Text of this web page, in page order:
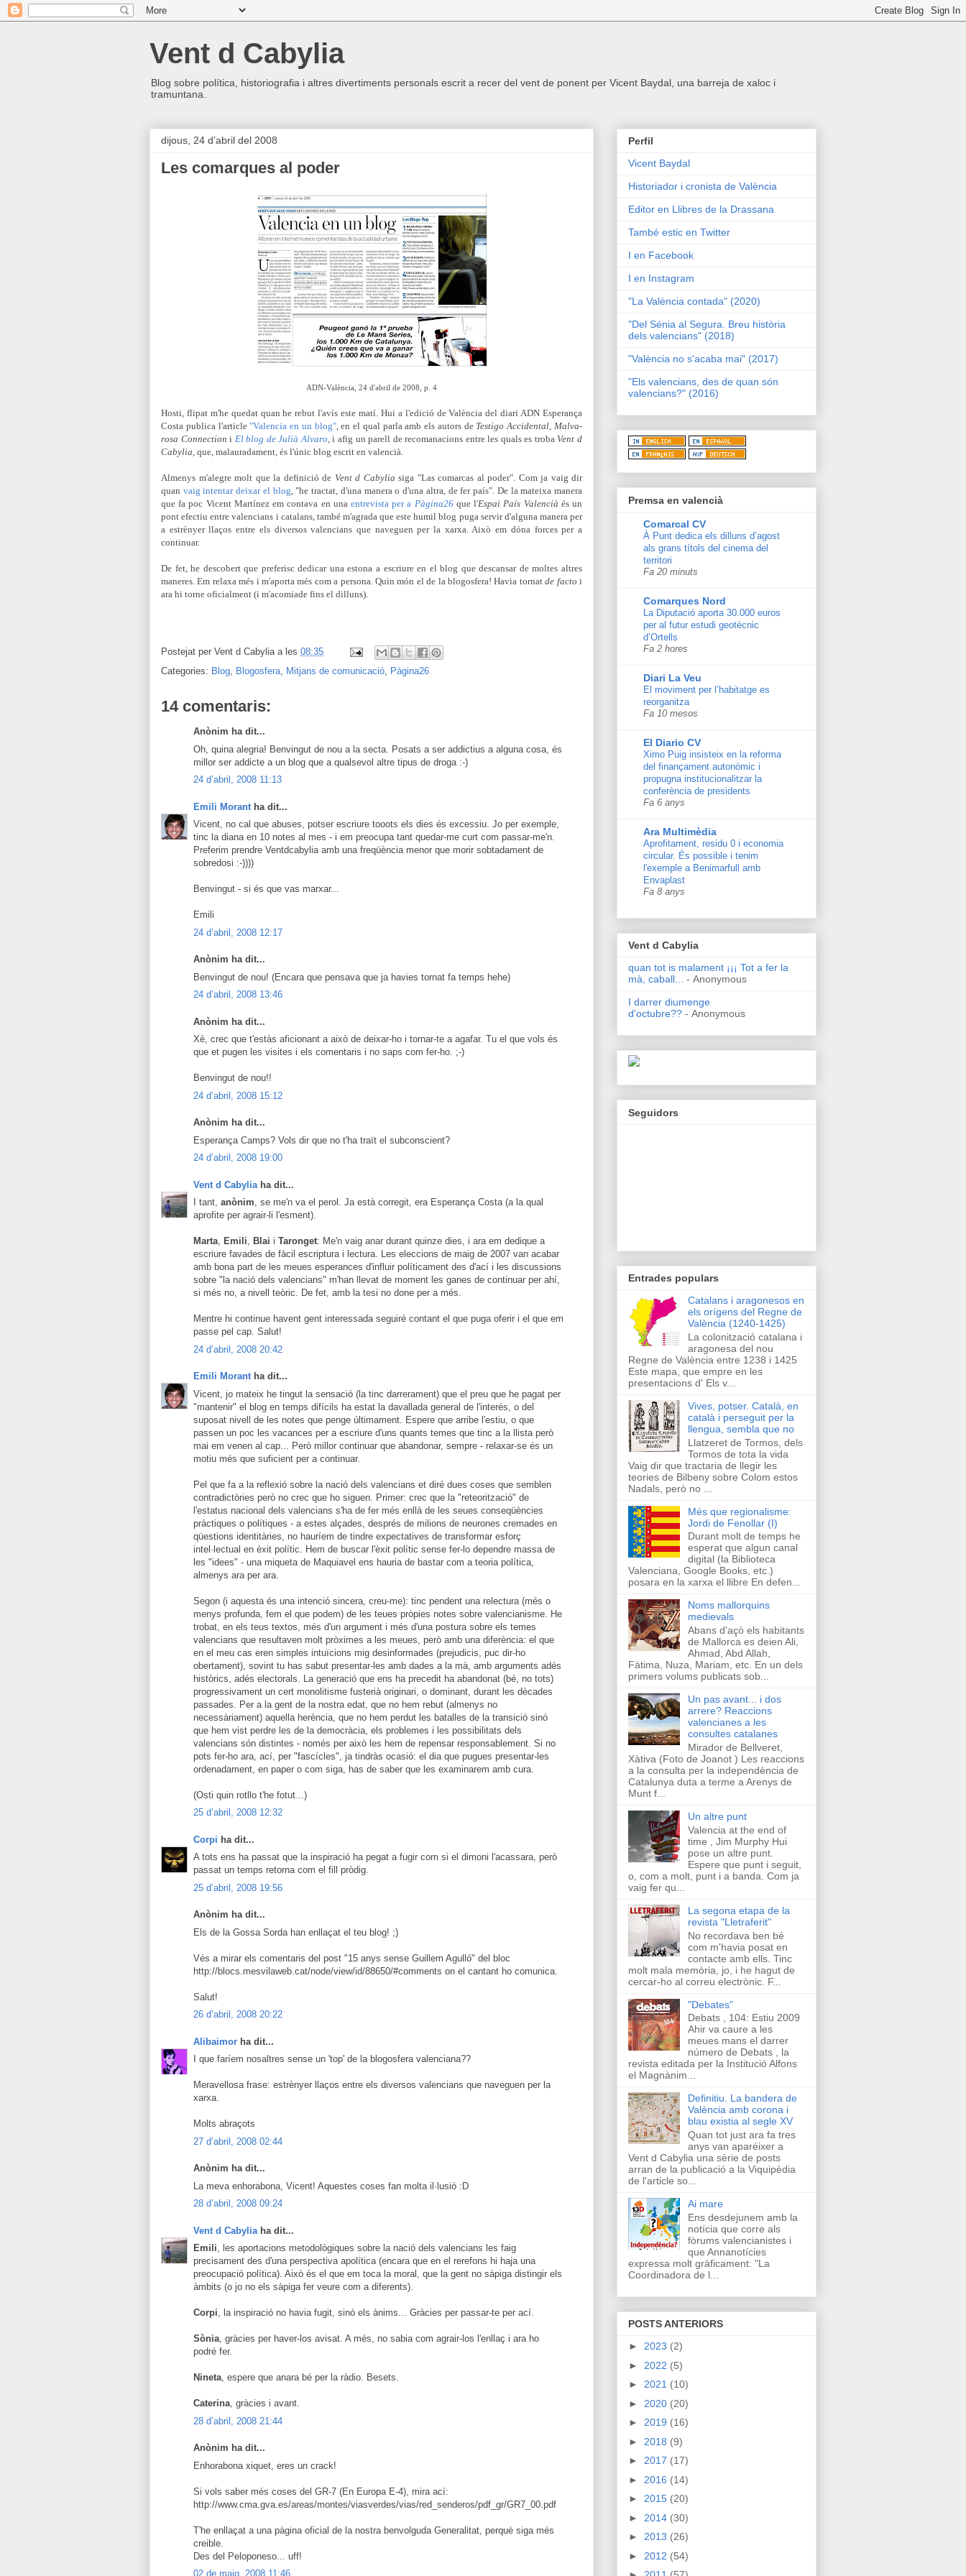
Vent d Cabylia
Blog sobre política, historiografia i altres divertiments personals escrit a recer del vent de ponent per Vicent Baydal, una barreja de xaloc i
tramuntana.
dijous, 24 d’abril del 2008
Les comarques al poder
ADN-València, 24 d'abril de 2008, p. 4
Hosti, flipat m'he quedat quan he rebut l'avís este matí. Hui a l'edició de València del diari ADN Esperança
Costa publica l'article"Valencia en un blog", en el qual parla amb els autors de Testigo Accidental,Malva-
rosa Connection i El blog de Julià Alvaro, i afig un parell de recomanacions entre les quals es troba Vent d
Cabylia, que, malauradament, és l'únic blog escrit en valencià.
Almenys m'alegre molt que la definició de Vent d Cabylia siga "Las comarcas al poder". Com ja vaig dir
quan vaig intentar deixar el blog,"he tractat, d'una manera o d'una altra, de fer país". De la mateixa manera
que fa poc Vicent Martínez em contava en una entrevista per a Pàgina26que l'Espai País Valencià és un
pont efectiu entre valencians i catalans, també m'agrada que este humil blog puga servir d'alguna manera per
a estrènyer llaços entre els diversos valencians que naveguen per la xarxa. Això em dóna forces per a
continuar.
De fet, he descobert que preferisc dedicar una estona a escriure en el blog que descansar de moltes altres
maneres. Em relaxa més i m'aporta més com a persona. Quin món el de la blogosfera! Havia tornatde facto i
ara hi torne oficialment (i m'acomiade fins el dilluns).
Postejat per Vent d Cabylia a les 08:35
Categories: Blog, Blogosfera, Mitjans de comunicació, Pàgina26
14 comentaris:
Anònim ha dit...
Oh, quina alegria! Benvingut de nou a la secta. Posats a ser addictius a alguna cosa, és
millor ser addicte a un blog que a qualsevol altre tipus de droga :-)
24 d’abril, 2008 11:13
Emili Morant ha dit...
Vicent, no cal que abuses, potser escriure tooots els dies és excessiu. Jo per exemple,
tinc la diana en 10 notes al mes - i em preocupa tant quedar-me curt com passar-me'n.
Preferim prendre Ventdcabylia amb una freqüència menor que morir sobtadament de
sobredosi :-))))
Benvingut - si és que vas marxar...
Emili
24 d’abril, 2008 12:17
Anònim ha dit...
Benvingut de nou! (Encara que pensava que ja havies tornat fa temps hehe)
24 d’abril, 2008 13:46
Anònim ha dit...
Xè, crec que t'estàs aficionant a això de deixar-ho i tornar-te a agafar. Tu el que vols és
que et pugen les visites i els comentaris i no saps com fer-ho. ;-)
Benvingut de nou!!
24 d’abril, 2008 15:12
Anònim ha dit...
Esperança Camps? Vols dir que no t'ha traït el subconscient?
24 d’abril, 2008 19:00
Vent d Cabylia ha dit...
I tant, anònim, se me'n va el perol. Ja està corregit, era Esperança Costa (a la qual
aprofite per agrair-li l'esment).
Marta, Emili, Blai i Taronget: Me'n vaig anar durant quinze dies, i ara em dedique a
escriure favades de fàcil escriptura i lectura. Les eleccions de maig de 2007 van acabar
amb bona part de les meues esperances d'influir políticament des d'ací i les discussions
sobre "la nació dels valencians" m'han llevat de moment les ganes de continuar per ahí,
si més no, a nivell teòric. De fet, amb la tesi no done per a més.
Mentre hi continue havent gent interessada seguiré contant el que puga oferir i el que em
passe pel cap. Salut!
24 d’abril, 2008 20:42
Emili Morantha dit...
Vicent, jo mateix he tingut la sensació (la tinc darrerament) que el preu que he pagat per
"mantenir" el blog en temps difícils ha estat la davallada general de l'interés, o del
suposat nivell de les notes que penge últimament. Espere que arribe l'estiu, o que
passen un poc les vacances per a escriure d'uns quants temes que tinc a la llista però
mai em venen al cap... Però millor continuar que abandonar, sempre - relaxar-se és un
motiu més que suficient per a continuar.
Pel que fa a la reflexió sobre la nació dels valencians et diré dues coses que semblen
contradictòries però no crec que ho siguen. Primer: crec que la "reteorització" de
l'estatus nacional dels valencians s'ha de fer més enllà de les seues conseqüències
pràctiques o polítiques - a estes alçades, després de milions de neurones cremades en
qüestions identitàries, no hauríem de tindre expectatives de transformar esforç
intel·lectual en èxit polític. Hem de buscar l'èxit polític sense fer-lo dependre massa de
les "idees" - una miqueta de Maquiavel ens hauria de bastar com a teoria política,
almenys ara per ara.
Segon (i aquesta és una intenció sincera, creu-me): tinc pendent una relectura (més o
menys profunda, fem el que podem) de les teues pròpies notes sobre valencianisme. He
trobat, en els teus textos, més d'un argument i més d'una postura sobre els temes
valencians que resultaven molt pròximes a les meues, però amb una diferència: el que
en el meu cas eren simples intuïcions mig desinformades (prejudicis, puc dir-ho
obertament), sovint tu has sabut presentar-les amb dades a la mà, amb arguments adés
històrics, adés electorals. La generació que ens ha precedit ha abandonat (bé, no tots)
progressivament un cert monolitisme fusterià originari, o dominant, durant les dècades
passades. Per a la gent de la nostra edat, que no hem rebut (almenys no
necessàriament) aquella herència, que no hem perdut les batalles de la transició sinó
que hem vist perdre les de la democràcia, els problemes i les possibilitats dels
valencians són distintes - només per això les hem de repensar responsablement. Si no
pots fer-ho ara, ací, per "fascícles", ja tindràs ocasió: el dia que pugues presentar-les
ordenadament, en paper o com siga, has de saber que les examinarem amb cura.
(Osti quin rotllo t'he fotut...)
25 d’abril, 2008 12:32
Corpi ha dit...
A tots ens ha passat que la inspiració ha pegat a fugir com si el dimoni l'acassara, però
passat un temps retorna com el fill pròdig.
25 d’abril, 2008 19:56
Anònim ha dit...
Els de la Gossa Sorda han enllaçat el teu blog! ;)
Vés a mirar els comentaris del post "15 anys sense Guillem Agulló" del bloc
http://blocs.mesvilaweb.cat/node/view/id/88650/#comments on el cantant ho comunica.
Salut!
26 d’abril, 2008 20:22
Alibaimor ha dit...
I que faríem nosaltres sense un 'top' de la blogosfera valenciana??
Meravellosa frase: estrènyer llaços entre els diversos valencians que naveguen per la
xarxa.
Molts abraçots
27 d’abril, 2008 02:44
Anònim ha dit...
La meva enhorabona, Vicent! Aquestes coses fan molta il·lusió :D
28 d’abril, 2008 09:24
Vent d Cabylia ha dit...
Emili, les aportacions metodològiques sobre la nació dels valencians les faig
precisament des d'una perspectiva apolítica (encara que en el rerefons hi haja una
preocupació política). Això és el que em toca la moral, que la gent no sàpiga distingir els
àmbits (o jo no els sàpiga fer veure com a diferents).
Corpi, la inspiració no havia fugit, sinó els ànims... Gràcies per passar-te per ací.
Sònia, gràcies per haver-los avisat. A més, no sabia com agrair-los l'enllaç i ara ho
podré fer.
Nineta, espere que anara bé per la ràdio. Besets.
Caterina, gràcies i avant.
28 d’abril, 2008 21:44
Anònim ha dit...
Enhorabona xiquet, eres un crack!
Si vols saber més coses del GR-7 (En Europa E-4), mira ací:
http://www.cma.gva.es/areas/montes/viasverdes/vias/red_senderos/pdf_gr/GR7_00.pdf
T'he enllaçat a una pàgina oficial de la nostra benvolguda Generalitat, perquè siga més
creible.
Des del Peloponeso... uff!
02 de maig, 2008 11:46
Perfil
Vicent Baydal
Historiador i cronista de València
Editor en Llibres de la Drassana
També estic en Twitter
I en Facebook
I en Instagram
"La València contada" (2020)
"Del Sénia al Segura. Breu història
dels valencians" (2018)
"València no s'acaba mai" (2017)
"Els valencians, des de quan són
valencians?" (2016)
Premsa en valencià
Comarcal CV
À Punt dedica els dilluns d’agost
als grans títols del cinema del
territori
Fa 20 minuts
Comarques Nord
La Diputació aporta 30.000 euros
per al futur estudi geotècnic
d’Ortells
Fa 2 hores
Diari La Veu
El moviment per l’habitatge es
reorganitza
Fa 10 mesos
El Diario CV
Ximo Puig insisteix en la reforma
del finançament autonòmic i
propugna institucionalitzar la
conferència de presidents
Fa 6 anys
Ara Multimèdia
Aprofitament, residu 0 i economia
circular. És possible i tenim
l'exemple a Benimarfull amb
Envaplast
Fa 8 anys
Vent d Cabylia
quan tot is malament ¡¡¡ Tot a fer la
mà, caball...
- Anonymous
I darrer diumenge
d'octubre?? - Anonymous
Seguidors
Entrades populars
Catalans i aragonesos en
els orígens del Regne de
València (1240-1425)
La colonització catalana i
aragonesa del nou
Regne de València entre 1238 i 1425
Este mapa, que empre en les
presentacions d' Els v...
Vives, potser. Català, en
català i perseguit per la
llengua, sembla que no
Llatzeret de Tormos, dels
Tormos de tota la vida
Vaig dir que tractaria de llegir les
teories de Bilbeny sobre Colom estos
Nadals, però no ...
Més que regionalisme:
Jordi de Fenollar (I)
Durant molt de temps he
esperat que algun canal
digital (la Biblioteca
Valenciana, Google Books, etc.)
posara en la xarxa el llibre En defen...
Noms mallorquins
medievals
Abans d'açò els habitants
de Mallorca es deien Ali,
Ahmad, Abd Allah,
Fàtima, Nuza, Mariam, etc. En un dels
primers volums publicats sob...
Un pas avant... i dos
arrere? Reaccions
valencianes a les
consultes catalanes
Mirador de Bellveret,
Xàtiva (Foto de Joanot ) Les reaccions
a la consulta per la independència de
Catalunya duta a terme a Arenys de
Munt f...
Un altre punt
Valencia at the end of
time , Jim Murphy Hui
pose un altre punt.
Espere que punt i seguit,
o, com a molt, punt i a banda. Com ja
vaig fer qu...
La segona etapa de la
revista "Lletraferit"
No recordava ben bé
com m'havia posat en
contacte amb ells. Tinc
molt mala memòria, jo, i he hagut de
cercar-ho al correu electrònic. F...
"Debates"
Debats , 104: Estiu 2009
Ahir va caure a les
meues mans el darrer
número de Debats , la
revista editada per la Institució Alfons
el Magnànim...
Definitiu. La bandera de
València amb corona i
blau existia al segle XV
Quan tot just ara fa tres
anys van aparéixer a
Vent d Cabylia una sèrie de posts
arran de la publicació a la Viquipèdia
de l'article so...
Ai mare
Ens desdejunem amb la
notícia que corre als
fòrums valencianistes i
que Annanotícies
expressa molt gràficament: "La
Coordinadora de l...
POSTS ANTERIORS
► 2023 (2)
► 2022 (5)
► 2021 (10)
► 2020 (20)
► 2019 (16)
► 2018 (9)
► 2017 (17)
► 2016 (14)
► 2015 (20)
► 2014 (30)
► 2013 (26)
► 2012 (54)